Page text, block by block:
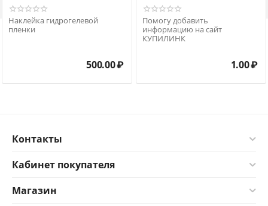
Наклейка гидрогелевой
пленки
500.00₽
Помогу добавить
информацию на сайт
КУПИЛИНК
1.00₽
Контакты
Кабинет покупателя
Магазин